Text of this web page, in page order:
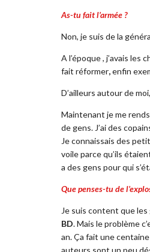
As-tu fait l’armée ?
Non, je suis de la
A l’époque , j’avais les
fait réformer,enfin
D’ailleurs autour de moi,
Maintenant je me
de gens. J’ai des
Je connaissais des
voile parce qu’ils
a des gens pour qui
Que penses-tu de
Je suis content que les
BD. Mais le problème
an. Ça fait une